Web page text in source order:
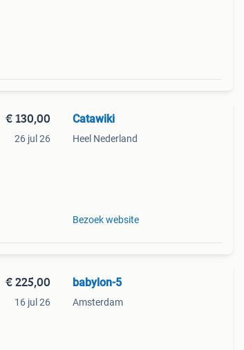
€ 130,00
26 jul 26
Catawiki
Heel Nederland
Bezoek website
€ 225,00
16 jul 26
babylon-5
Amsterdam